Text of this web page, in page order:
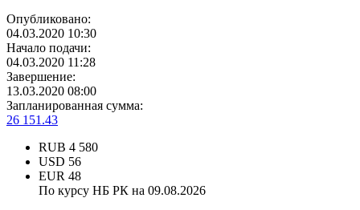
Опубликовано:
04.03.2020 10:30
Начало подачи:
04.03.2020 11:28
Завершение:
13.03.2020 08:00
Запланированная сумма:
26 151.43
RUB 4 580
USD 56
EUR 48
По курсу НБ РК на 09.08.2026